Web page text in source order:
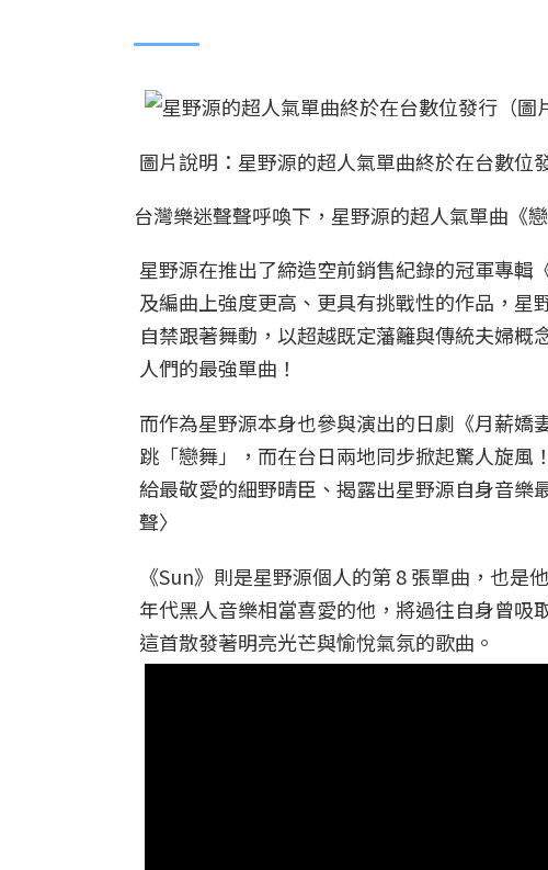
圖片說明：星野源的超人氣單曲終於在台數位
台灣樂迷聲聲呼喚下，星野源的超人氣單曲《
星野源在推出了締造空前銷售紀錄的冠軍專
及編曲上強度更高、更具有挑戰性的作品，
自禁跟著舞動，以超越既定藩籬與傳統夫婦
人們的最強單曲！
而作為星野源本身也參與演出的日劇《月薪
跳「戀舞」，而在台日兩地同步掀起驚人旋
給最敬愛的細野晴臣、揭露出星野源自身音
聲〉
《Sun》則是星野源個人的第 8 張單曲，也
年代黑人音樂相當喜愛的他，將過往自身曾吸
這首散發著明亮光芒與愉悅氣氛的歌曲。